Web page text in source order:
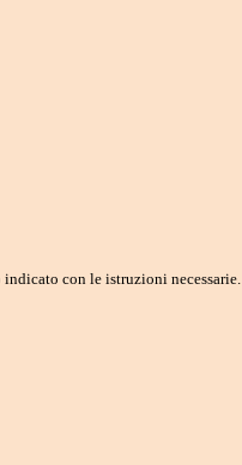
con le istruzioni necessarie.